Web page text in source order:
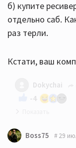
б) купите
отдельно саб.
раз терли.
Кстати, ваш
Dokychai
-4
Вы
будут. Он
Boss75 29